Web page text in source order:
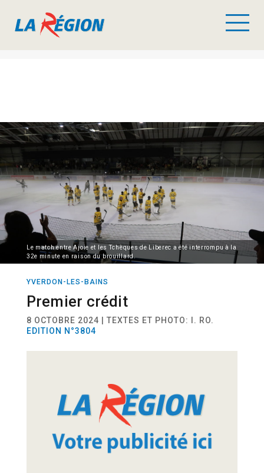
Le match entre Ajoie et les Tchèques de Liberec a été interrompu à la
32e minute en raison du brouillard.
YVERDON-LES-BAINS
Premier crédit
8 OCTOBRE 2024 | TEXTES ET PHOTO: I. RO.
EDITION N°3804